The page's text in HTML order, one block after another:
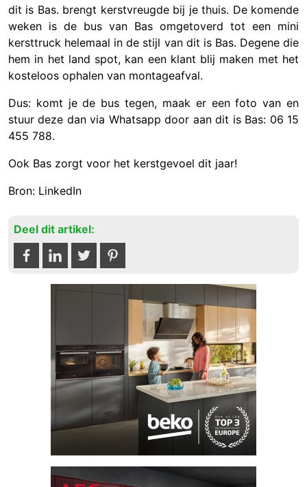
dit is Bas. brengt kerstvreugde bij je thuis. De komende
weken is de bus van Bas omgetoverd tot een mini
kersttruck helemaal in de stijl van dit is Bas. Degene die
hem in het land spot, kan een klant blij maken met het
kosteloos ophalen van montageafval.
Dus: komt je de bus tegen, maak er een foto van en
stuur deze dan via Whatsapp door aan dit is Bas: 06 15
455 788.
Ook Bas zorgt voor het kerstgevoel dit jaar!
Bron: LinkedIn
Deel dit artikel: